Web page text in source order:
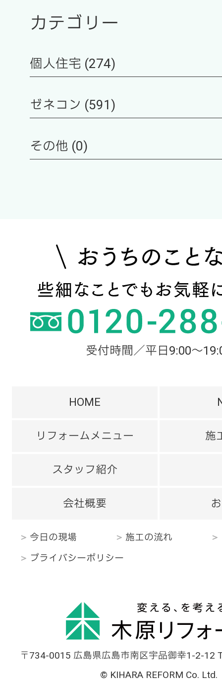
カテゴリー
個人住宅 (274)
ゼネコン (591)
その他 (0)
受付時間／平日9:00～
HOME
リフォームメニュー 施
スタッフ紹介
会社概要
今日の現場 施工の流れ
プライバシーポリシー
〒734-0015 広島県広島市南区宇品御幸1-2-12
© KIHARA REFORM Co. Ltd.